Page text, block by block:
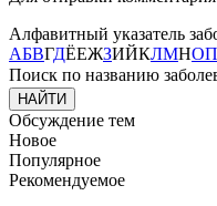
Алфавитный указатель
АБВГДЁЕЖЗИЙКЛМНОП
Поиск по названию
Обсуждение тем
Новое
Популярное
Рекомендуемое